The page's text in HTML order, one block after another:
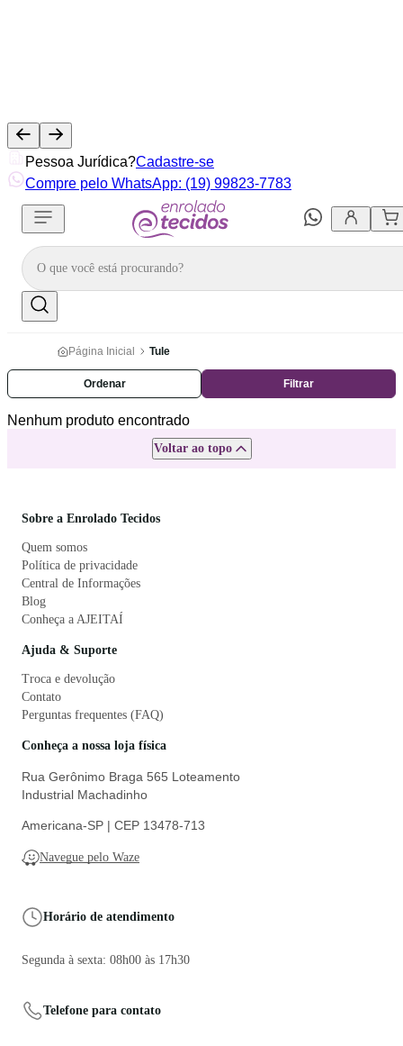
Pessoa Jurídica?Cadastre-se
Compre pelo WhatsApp: (19) 99823-7783
Página Inicial Tule
Ordenar Filtrar
Nenhum produto encontrado
Voltar ao topo
Sobre a Enrolado Tecidos
Quem somos
Política de privacidade
Central de Informações
Blog
Conheça a AJEITAÍ
Ajuda & Suporte
Troca e devolução
Contato
Perguntas frequentes (FAQ)
Conheça a nossa loja física
Rua Gerônimo Braga 565 Loteamento
Industrial Machadinho
Americana-SP | CEP 13478-713
Navegue pelo Waze
Horário de atendimento
Segunda à sexta: 08h00 às 17h30
Telefone para contato